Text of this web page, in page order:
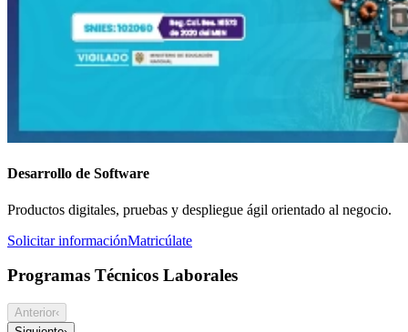
Desarrollo de Software
Productos digitales, pruebas y despliegue ágil orientado al negocio.
Solicitar informaciónMatricúlate
Programas Técnicos Laborales
Anterior‹